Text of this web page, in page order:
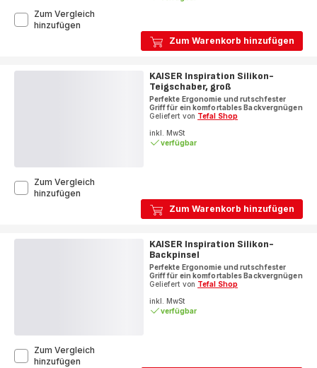
Zum Warenkorb hinzufügen
Zum Vergleich
hinzufügen
Kartoffelstampfer
Zum Warenkorb hinzufügen
KAISER Inspiration Silikon-
Teigschaber, groß
Perfekte Ergonomie und rutschfester
Griff für ein komfortables Backvergnügen
Geliefert von Tefal Shop
inkl. MwSt
verfügbar
Zum Vergleich
hinzufügen
KAISER Inspiration Silikon-
Backpinsel
Perfekte Ergonomie und rutschfester
Griff für ein komfortables Backvergnügen
Geliefert von Tefal Shop
inkl. MwSt
verfügbar
Zum Vergleich
hinzufügen